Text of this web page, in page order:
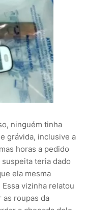
ninguém tinha
grávida, inclusive a
horas a pedido
teria dado
ela mesma
vizinha relatou
as roupas da